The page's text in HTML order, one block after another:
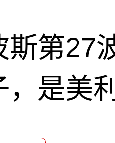
斯第27
，是美